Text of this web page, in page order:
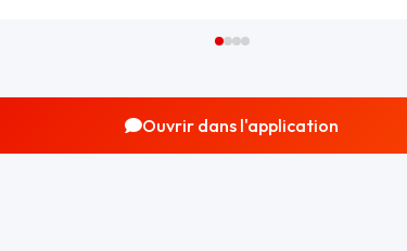
Ouvrir dans l'application